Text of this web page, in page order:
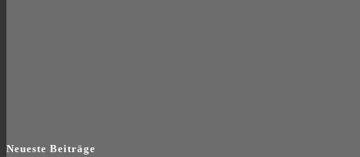
Neueste Beiträge